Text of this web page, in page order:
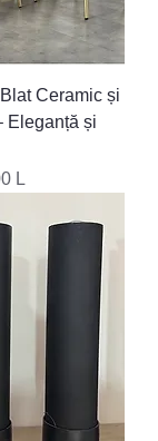
Ceramic și
Eleganță și
L